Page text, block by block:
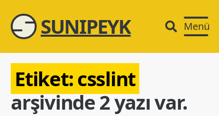
SUNIPEYK Menü
Etiket:csslint
arşivinde 2 yazı var.